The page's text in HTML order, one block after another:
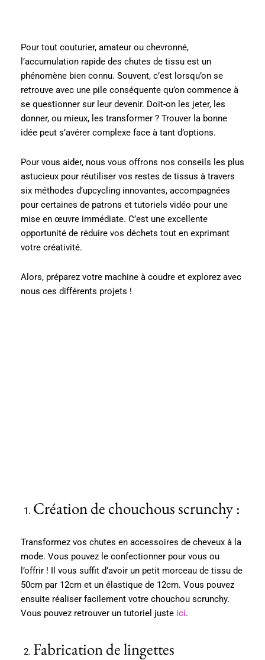
Pour tout couturier, amateur ou chevronné,
l’accumulation rapide des chutes de tissu est un
phénomène bien connu. Souvent, c’est lorsqu’on se
retrouve avec une pile conséquente qu’on commence à
se questionner sur leur devenir. Doit-on les jeter, les
donner, ou mieux, les transformer ? Trouver la bonne
idée peut s’avérer complexe face à tant d’options.
Pour vous aider, nous vous offrons nos conseils les plus
astucieux pour réutiliser vos restes de tissus à travers
six méthodes d’upcycling innovantes, accompagnées
pour certaines de patrons et tutoriels vidéo pour une
mise en œuvre immédiate. C’est une excellente
opportunité de réduire vos déchets tout en exprimant
votre créativité.
Alors, préparez votre machine à coudre et explorez avec
nous ces différents projets !
Création de chouchous scrunchy :
Transformez vos chutes en accessoires de cheveux à la
mode. Vous pouvez le confectionner pour vous ou
l’offrir ! Il vous suffit d’avoir un petit morceau de tissu de
50cm par 12cm et un élastique de 12cm. Vous pouvez
ensuite réaliser facilement votre chouchou scrunchy.
Vous pouvez retrouver un tutoriel juste ici.
Fabrication de lingettes